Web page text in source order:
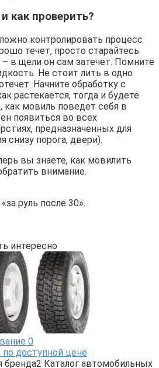
как проверить?
контролировать процесс
течет, просто старайтесь
в щели он сам затечет. Помните
Не стоит лить в одно
Начните обработку с
растекается, тогда и будете
как мовиль поведет себя в
появиться во всех
предназначенных для
снизу порога, двери).
вы знаете, как мовилить
внимание.
руль после 30».
интересно
0
доступной цене
Каталог автомобильных